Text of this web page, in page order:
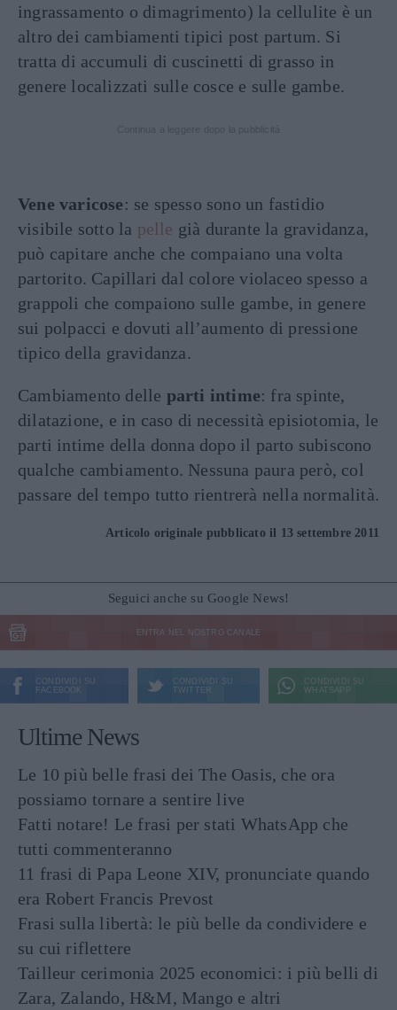
ingrassamento o dimagrimento) la cellulite è un
altro dei cambiamenti tipici post partum. Si
tratta di accumuli di cuscinetti di grasso in
genere localizzati sulle cosce e sulle gambe.
Vene varicose: se spesso sono un fastidio
visibile sotto la pelle già durante la gravidanza,
può capitare anche che compaiano una volta
partorito. Capillari dal colore violaceo spesso a
grappoli che compaiono sulle gambe, in genere
sui polpacci e dovuti all’aumento di pressione
tipico della gravidanza.
Cambiamento delle parti intime: fra spinte,
dilatazione, e in caso di necessità episiotomia, le
parti intime della donna dopo il parto subiscono
qualche cambiamento. Nessuna paura però, col
passare del tempo tutto rientrerà nella normalità.
Articolo originale pubblicato il 13 settembre 2011
Seguici anche su Google News!
ENTRA NEL NOSTRO CANALE
CONDIVIDI SU
FACEBOOK
CONDIVIDI SU
TWITTER
CONDIVIDI SU
WHATSAPP
Ultime News
Le 10 più belle frasi dei The Oasis, che ora
possiamo tornare a sentire live
Fatti notare! Le frasi per stati WhatsApp che
tutti commenteranno
11 frasi di Papa Leone XIV, pronunciate quando
era Robert Francis Prevost
Frasi sulla libertà: le più belle da condividere e
su cui riflettere
Tailleur cerimonia 2025 economici: i più belli di
Zara, Zalando, H&M, Mango e altri